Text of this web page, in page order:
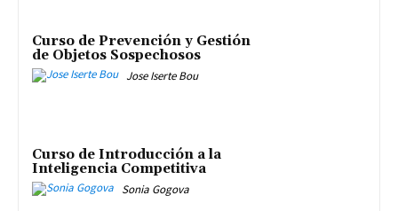
Curso de Prevención y Gestión
de Objetos Sospechosos
Jose Iserte Bou
Curso de Introducción a la
Inteligencia Competitiva
Sonia Gogova